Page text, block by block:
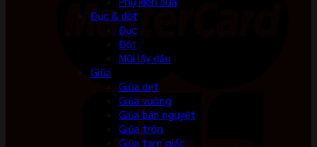
Đục & đột
Đục
Đột
Mũi lấy dấu
Giũa
Giũa dẹt
Giũa vuông
Giũa bán nguyệt
Giũa tròn
Giũa tam giác